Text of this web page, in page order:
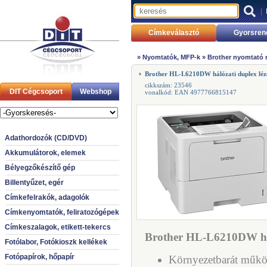
DIT Cégcsoport Webshop
Adathordozók (CD/DVD)
Akkumulátorok, elemek
Bélyegzőkészítő gép
Billentyűzet, egér
Címkefelrakók, adagolók
Címkenyomtatók, feliratozógépek
Címkeszalagok, etikett-tekercs
Fotólabor, Fotókioszk kellékek
Fotópapírok, hőpapír
|
Címkeválasztó
» Nyomtatók, MFP-k » Brother nyomtató
Brother HL-L6210DW hálózati duplex
cikkszám: 23546
vonalkód: EAN 4977766815147
Brother HL-L6210DW
Környezetbarát